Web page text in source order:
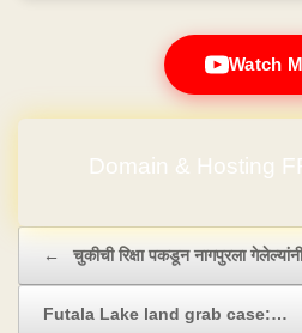
Watch
Domain & Hosting
← चुकीची रिक्षा पकडून नागपुरला
Futala Lake land grab case:…